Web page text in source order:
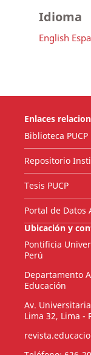
Idioma
English
Enlaces
Biblioteca PUCP
Repositorio
Tesis PUCP
Portal de Datos
Ubicación y
Pontificia
Perú
Departamento
Educación
Av.
Lima 32, Lima -